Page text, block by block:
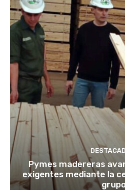
Pymes madereras
exigentes mediante la